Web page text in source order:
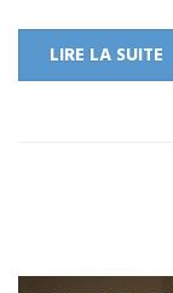
LIRE LA SUITE